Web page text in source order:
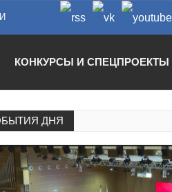
КОНКУРСЫ И СПЕЦПРОЕКТЫ
ДНЯ